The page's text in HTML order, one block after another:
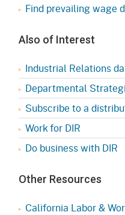
Find prevailing wage
Also of Interest
Industrial Relations
Departmental
Subscribe to a
Work for DIR
Do business with DIR
Other Resources
California Labor &